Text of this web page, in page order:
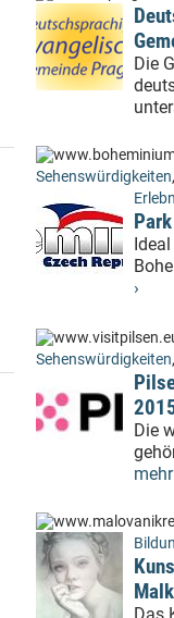
Die
Sehenswürdigkeiten,
›
Sehenswürdigkeiten,
Die
mehr